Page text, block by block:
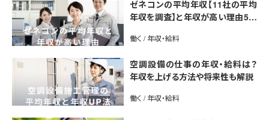
ゼネコンの平均年収【11社の平均
年収を調査】と年収が高い理由5選
働く / 年収・給料
空調設備の仕事の年収・給料は？
年収を上げる方法や将来性も解説
働く / 年収・給料